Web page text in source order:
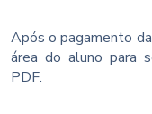
Após o pagamento
área do aluno para
PDF.